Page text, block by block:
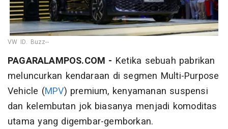
VW ID. Buzz--
PAGARALAMPOS.COM - Ketika sebuah pabrikan
meluncurkan kendaraan di segmen Multi-Purpose
Vehicle (MPV) premium, kenyamanan suspensi
dan kelembutan jok biasanya menjadi komoditas
utama yang digembar-gemborkan.